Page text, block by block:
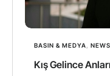
BASIN & MEDYA NEWS
Kış Gelince